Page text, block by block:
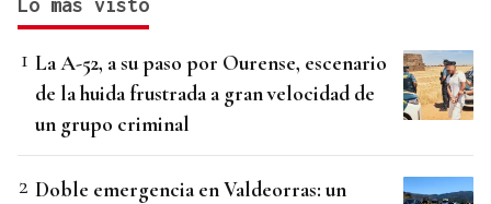
Lo más visto
La A-52, a su paso por Ourense, escenario
de la huida frustrada a gran velocidad de
un grupo criminal
Doble emergencia en Valdeorras: un